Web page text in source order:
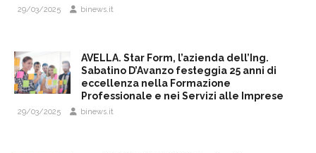
29/03/2025 binews.it
AVELLA. Star Form, l’azienda dell’Ing.
Sabatino D’Avanzo festeggia 25 anni di
eccellenza nella Formazione
Professionale e nei Servizi alle Imprese
29/03/2025 binews.it